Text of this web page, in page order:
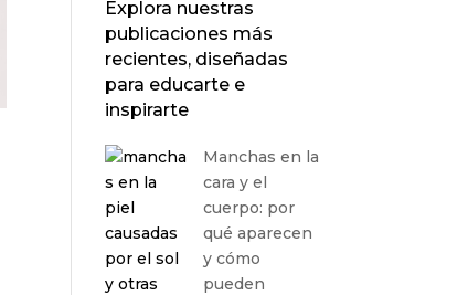
Explora nuestras
publicaciones más
recientes, diseñadas
para educarte e
inspirarte
Manchas en la
cara y el
cuerpo: por
qué aparecen
y cómo
pueden